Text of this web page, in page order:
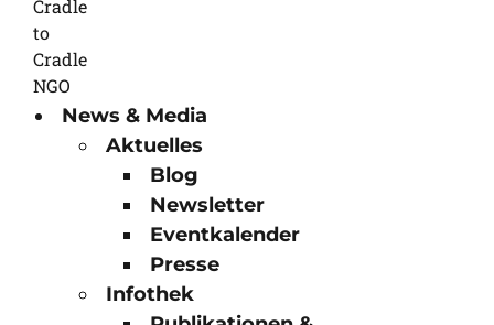
News & Media
Aktuelles
Blog
Newsletter
Eventkalender
Presse
Infothek